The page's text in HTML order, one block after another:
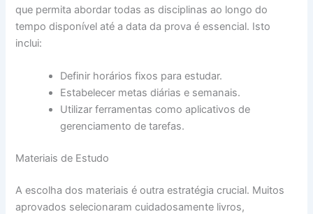
que permita abordar todas as disciplinas ao longo do
tempo disponível até a data da prova é essencial. Isto
inclui:
Definir horários fixos para estudar.
Estabelecer metas diárias e semanais.
Utilizar ferramentas como aplicativos de
gerenciamento de tarefas.
Materiais de Estudo
A escolha dos materiais é outra estratégia crucial. Muitos
aprovados selecionaram cuidadosamente livros,